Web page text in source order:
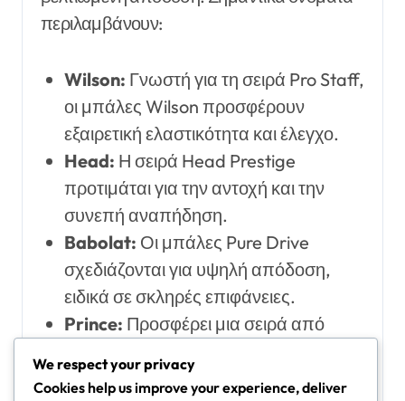
περιλαμβάνουν:
Wilson: Γνωστή για τη σειρά Pro Staff,
οι μπάλες Wilson προσφέρουν
εξαιρετική ελαστικότητα και έλεγχο.
Head: Η σειρά Head Prestige
προτιμάται για την αντοχή και την
συνεπή αναπήδηση.
Babolat: Οι μπάλες Pure Drive
σχεδιάζονται για υψηλή απόδοση,
ειδικά σε σκληρές επιφάνειες.
Prince: Προσφέρει μια σειρά από
με την παικτικότητα.
We respect your privacy
Cookies help us improve your experience, deliver